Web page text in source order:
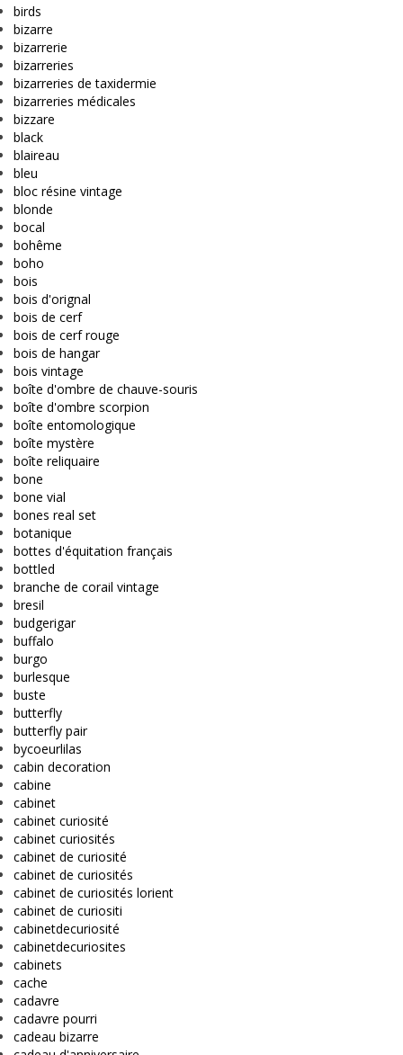
birds
bizarre
bizarrerie
bizarreries
bizarreries de taxidermie
bizarreries médicales
bizzare
black
blaireau
bleu
bloc résine vintage
blonde
bocal
bohême
boho
bois
bois d'orignal
bois de cerf
bois de cerf rouge
bois de hangar
bois vintage
boîte d'ombre de chauve-souris
boîte d'ombre scorpion
boîte entomologique
boîte mystère
boîte reliquaire
bone
bone vial
bones real set
botanique
bottes d'équitation français
bottled
branche de corail vintage
bresil
budgerigar
buffalo
burgo
burlesque
buste
butterfly
butterfly pair
bycoeurlilas
cabin decoration
cabine
cabinet
cabinet curiosité
cabinet curiosités
cabinet de curiosité
cabinet de curiosités
cabinet de curiosités lorient
cabinet de curiositi
cabinetdecuriosité
cabinetdecuriosites
cabinets
cache
cadavre
cadavre pourri
cadeau bizarre